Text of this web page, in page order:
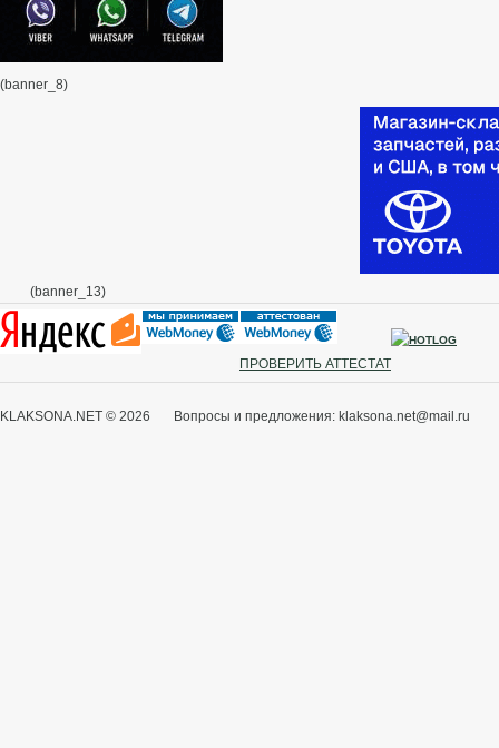
(banner_8)
(banner_13)
ПРОВЕРИТЬ АТТЕСТАТ
KLAKSONA.NET © 2026 Вопросы и предложения: klaksona.net@mail.ru